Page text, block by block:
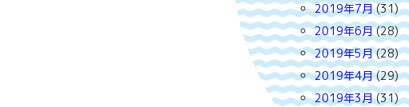
2019年7月(31)
2019年6月(28)
2019年5月(28)
2019年4月(29)
2019年3月(31)